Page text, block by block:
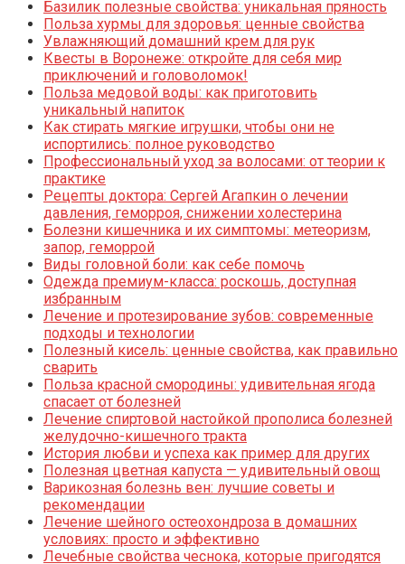
Базилик полезные свойства: уникальная пряность
Польза хурмы для здоровья: ценные свойства
Увлажняющий домашний крем для рук
Квесты в Воронеже: откройте для себя мир
приключений и головоломок!
Польза медовой воды: как приготовить
уникальный напиток
Как стирать мягкие игрушки, чтобы они не
испортились: полное руководство
Профессиональный уход за волосами: от теории к
практике
Рецепты доктора: Сергей Агапкин о лечении
давления, геморроя, снижении холестерина
Болезни кишечника и их симптомы: метеоризм,
запор, геморрой
Виды головной боли: как себе помочь
Одежда премиум-класса: роскошь, доступная
избранным
Лечение и протезирование зубов: современные
подходы и технологии
Полезный кисель: ценные свойства, как правильно
сварить
Польза красной смородины: удивительная ягода
спасает от болезней
Лечение спиртовой настойкой прополиса болезней
желудочно-кишечного тракта
История любви и успеха как пример для других
Полезная цветная капуста — удивительный овощ
Варикозная болезнь вен: лучшие советы и
рекомендации
Лечение шейного остеохондроза в домашних
условиях: просто и эффективно
Лечебные свойства чеснока, которые пригодятся